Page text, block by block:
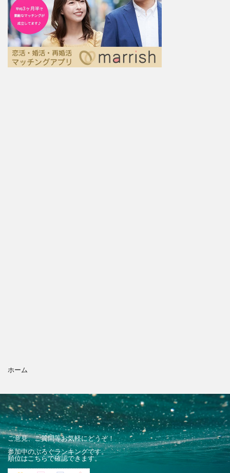
ホーム
ご意見、ご質問等お気軽にどうぞ！
参加中のぶろぐランキングです。
順位はこちらで確認できます。